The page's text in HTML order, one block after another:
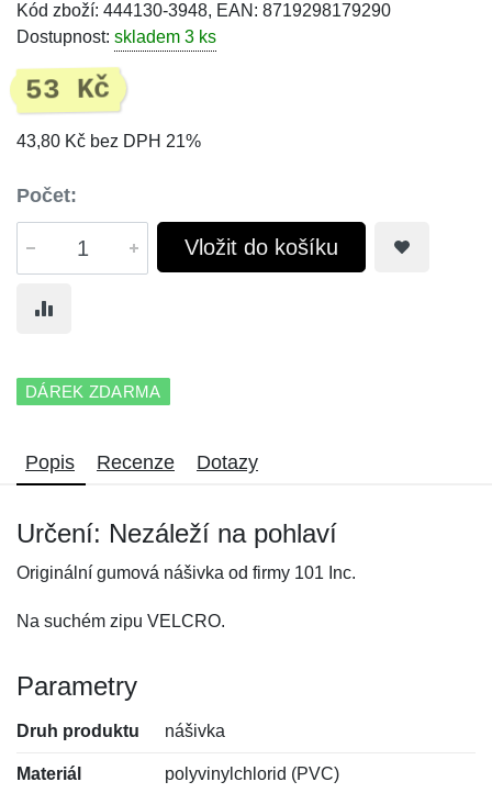
Kód zboží: 444130-3948, EAN: 8719298179290
Dostupnost: skladem 3 ks
53 Kč
43,80 Kč bez DPH 21%
Počet:
Vložit do košíku
DÁREK ZDARMA
Popis Recenze Dotazy
Určení: Nezáleží na pohlaví
Originální gumová nášivka od firmy 101 Inc.
Na suchém zipu VELCRO.
Parametry
Druh produktu nášivka
Materiál polyvinylchlorid (PVC)